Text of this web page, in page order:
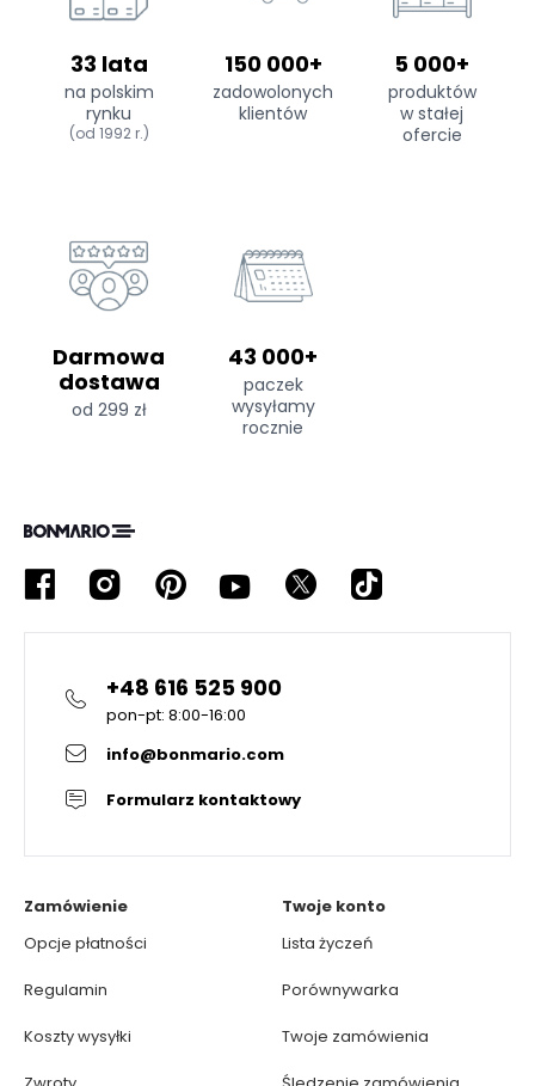
33 lata
na polskim
rynku
(od 1992 r.)
150 000+
zadowolonych
klientów
5 000+
produktów
w stałej
ofercie
Darmowa
dostawa
od 299 zł
43 000+
paczek
wysyłamy
rocznie
+48 616 525 900
pon-pt: 8:00-16:00
info@bonmario.com
Formularz kontaktowy
Zamówienie
Opcje płatności
Regulamin
Koszty wysyłki
Twoje konto
Lista życzeń
Porównywarka
Twoje zamówienia